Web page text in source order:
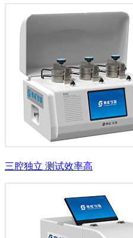
三腔独立 测试效率高